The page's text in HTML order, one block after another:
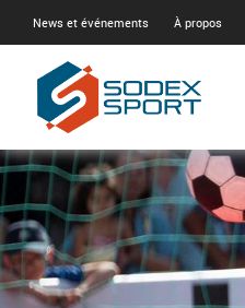
News et événements À propos